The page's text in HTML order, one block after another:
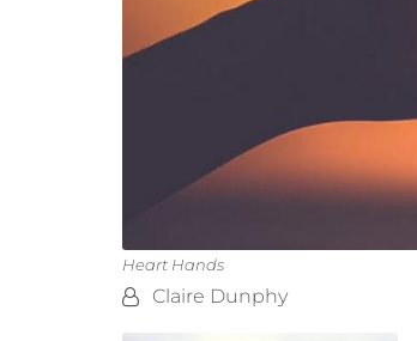
Heart Hands
By: Claire Dunphy